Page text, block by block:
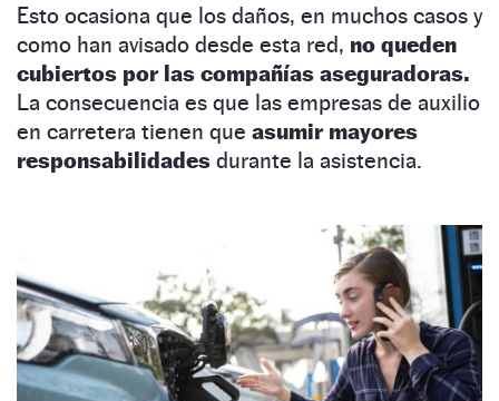
Esto ocasiona que los daños, en muchos casos y
como han avisado desde esta red, no queden
cubiertos por las compañías aseguradoras.
La consecuencia es que las empresas de auxilio
en carretera tienen que asumir mayores
responsabilidades durante la asistencia.